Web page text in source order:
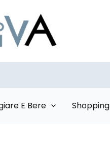
E Bere Shopping